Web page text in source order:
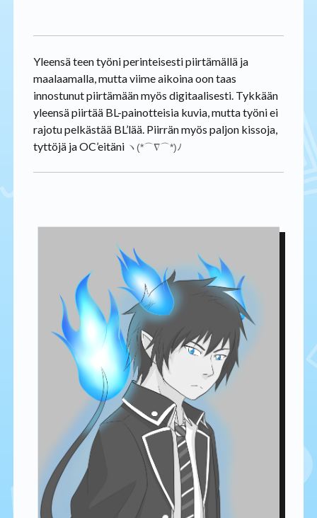
Yleensä teen työni perinteisesti piirtämällä ja
maalaamalla, mutta viime aikoina oon taas
innostunut piirtämään myös digitaalisesti. Tykkään
yleensä piirtää BL-painotteisia kuvia, mutta työni ei
rajotu pelkästää BL’lää. Piirrän myös paljon kissoja,
tyttöjä ja OC’eitäni ヽ(*⌒∇⌒*)ﾉ